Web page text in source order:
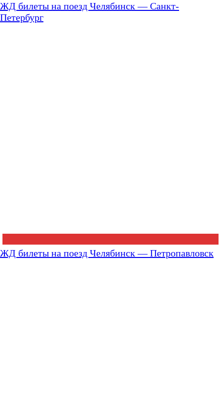
ЖД билеты на поезд Челябинск — Санкт-
Петербург
ЖД билеты на поезд Челябинск — Петропавловск